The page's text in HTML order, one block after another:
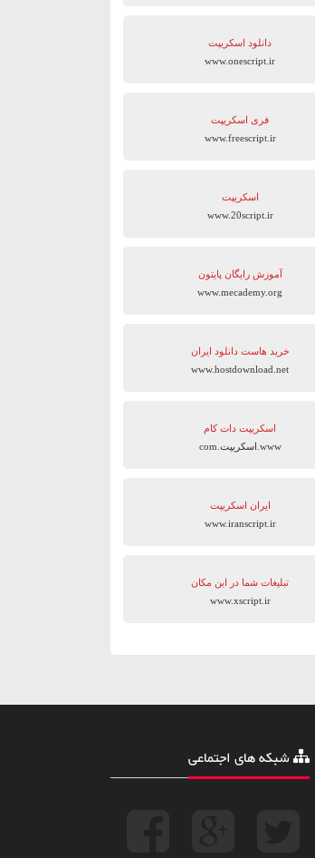
دانلود اسکریپت
www.onescript.ir
فری اسکریپت
www.freescript.ir
اسکریپت
www.20script.ir
آموزش رایگان پایتون
www.mecademy.org
خرید هاست دانلود ایران
www.hostdownload.net
اسکریپت دات کام
www.اسکریپت.com
ایران اسکریپت
www.iranscript.ir
تبلیغات شما در این مکان
www.xscript.ir
شبکه های اجتماعی